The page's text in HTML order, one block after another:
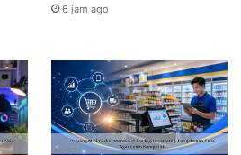
6 jam ago